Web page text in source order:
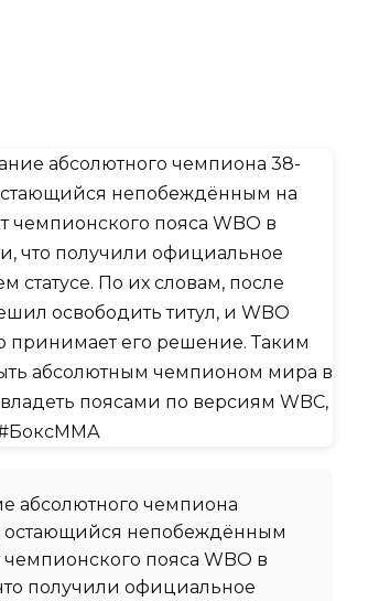
абсолютного чемпиона
остающийся непобеждённым
пояса WBO в
получили официальное